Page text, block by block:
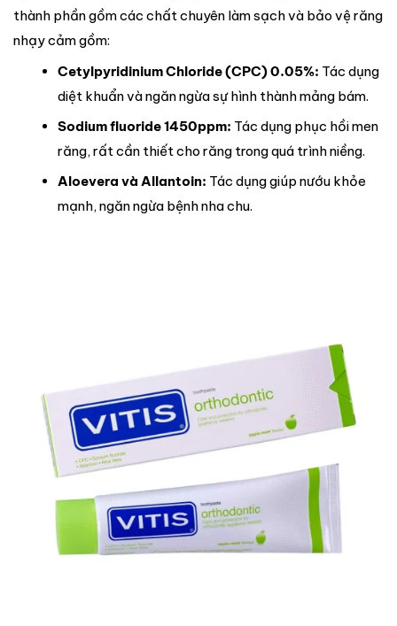
thành phần gồm các chất chuyên làm sạch và bảo vệ răng
nhạy cảm gồm:
Cetylpyridinium Chloride (CPC) 0.05%: Tác dụng
diệt khuẩn và ngăn ngừa sự hình thành mảng bám.
Sodium fluoride 1450ppm: Tác dụng phục hồi men
răng, rất cần thiết cho răng trong quá trình niềng.
Aloevera và Allantoin: Tác dụng giúp nướu khỏe
mạnh, ngăn ngừa bệnh nha chu.